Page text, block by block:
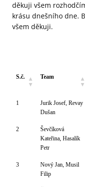
děkuji všem
krásu dnešního dne.
všem děkuji.
S.č. Team
1
Jurik Josef, Revay
Dušan
2
Ševčíková
Kateřina, Hasalík
Petr
3
Nový Jan, Musil
Filip